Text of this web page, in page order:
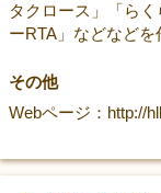
タクロース」「ら
ーRTA」などなどを
その他
Webページ：http://